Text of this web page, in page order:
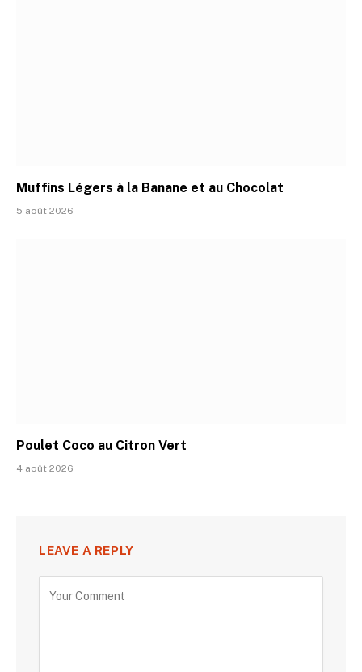
Muffins Légers à la Banane et au Chocolat
5 août 2026
Poulet Coco au Citron Vert
4 août 2026
LEAVE A REPLY